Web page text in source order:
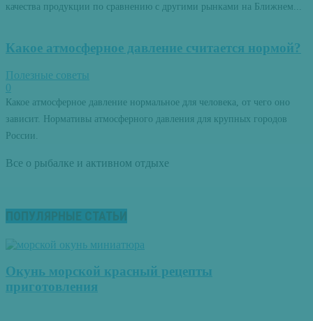
качества продукции по сравнению с другими рынками на Ближнем...
Какое атмосферное давление считается нормой?
Полезные советы
0
Какое атмосферное давление нормальное для человека, от чего оно
зависит. Нормативы атмосферного давления для крупных городов
России.
Все о рыбалке и активном отдыхе
ПОПУЛЯРНЫЕ СТАТЬИ
Окунь морской красный рецепты
приготовления